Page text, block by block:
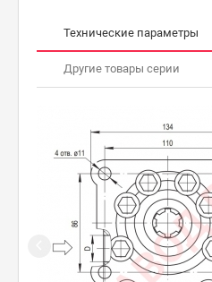
Технические параметры
Другие товары серии